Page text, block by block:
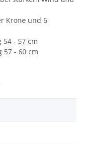
Krone und 6
- 57 cm
57 - 60 cm